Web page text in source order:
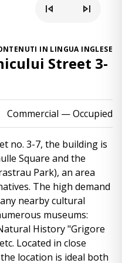
IN LINGUA INGLESE
Street 3-
Commercial — Occupied
no. 3-7, the building is
Square and the
Park), an area
The high demand
nearby cultural
museums:
History "Grigore
Located in close
location is ideal both